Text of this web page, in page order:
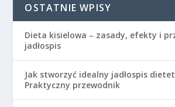
OSTATNIE WPISY
Dieta kisielowa – zasady, efekty i
jadłospis
Jak stworzyć idealny jadłospis
Praktyczny przewodnik